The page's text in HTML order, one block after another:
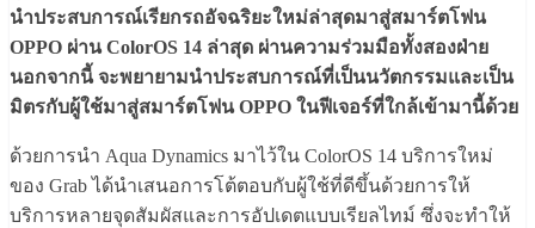
นำประสบการณ์เรียกรถอัจฉริยะใหม่ล่าสุดมาสู่สมาร์ตโฟน
OPPO ผ่าน ColorOS 14 ล่าสุด ผ่านความร่วมมือทั้งสองฝ่าย
นอกจากนี้ จะพยายามนำประสบการณ์ที่เป็นนวัตกรรมและเป็น
มิตรกับผู้ใช้มาสู่สมาร์ตโฟน OPPO ในฟีเจอร์ที่ใกล้เข้ามานี้ด้วย
ด้วยการนำ Aqua Dynamics มาไว้ใน ColorOS 14 บริการใหม่
ของ Grab ได้นำเสนอการโต้ตอบกับผู้ใช้ที่ดีขึ้นด้วยการให้
บริการหลายจุดสัมผัสและการอัปเดตแบบเรียลไทม์ ซึ่งจะทำให้